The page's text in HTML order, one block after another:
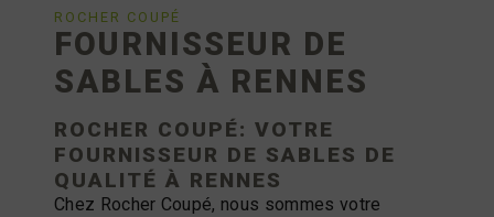
ROCHER COUPÉ
FOURNISSEUR DE
SABLES À RENNES
ROCHER COUPÉ: VOTRE
FOURNISSEUR DE SABLES DE
QUALITÉ À RENNES
Chez Rocher Coupé, nous sommes votre